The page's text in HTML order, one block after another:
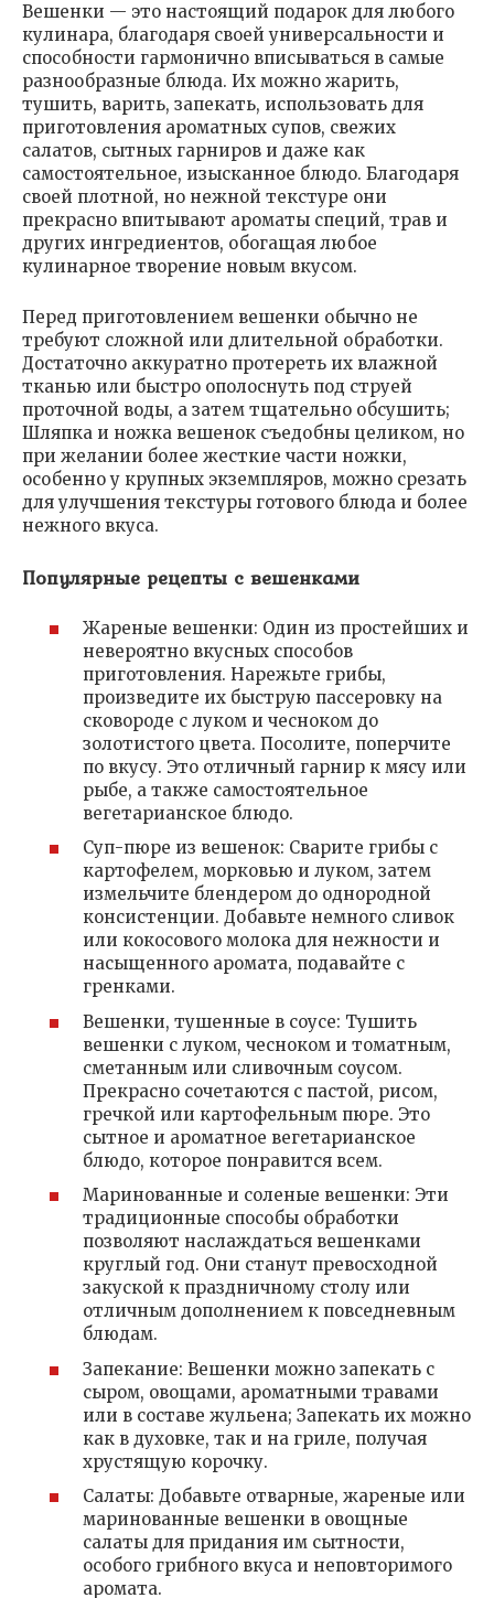
Вешенки — это настоящий подарок для любого
кулинара, благодаря своей универсальности и
способности гармонично вписываться в самые
разнообразные блюда. Их можно жарить,
тушить, варить, запекать, использовать для
приготовления ароматных супов, свежих
салатов, сытных гарниров и даже как
самостоятельное, изысканное блюдо. Благодаря
своей плотной, но нежной текстуре они
прекрасно впитывают ароматы специй, трав и
других ингредиентов, обогащая любое
кулинарное творение новым вкусом.
Перед приготовлением вешенки обычно не
требуют сложной или длительной обработки.
Достаточно аккуратно протереть их влажной
тканью или быстро ополоснуть под струей
проточной воды, а затем тщательно обсушить;
Шляпка и ножка вешенок съедобны целиком, но
при желании более жесткие части ножки,
особенно у крупных экземпляров, можно срезать
для улучшения текстуры готового блюда и более
нежного вкуса.
Популярные рецепты с вешенками
Жареные вешенки: Один из простейших и
невероятно вкусных способов
приготовления. Нарежьте грибы,
произведите их быструю пассеровку на
сковороде с луком и чесноком до
золотистого цвета. Посолите, поперчите
по вкусу. Это отличный гарнир к мясу или
рыбе, а также самостоятельное
вегетарианское блюдо.
Суп-пюре из вешенок: Сварите грибы с
картофелем, морковью и луком, затем
измельчите блендером до однородной
консистенции. Добавьте немного сливок
или кокосового молока для нежности и
насыщенного аромата, подавайте с
гренками.
Вешенки, тушенные в соусе: Тушить
вешенки с луком, чесноком и томатным,
сметанным или сливочным соусом.
Прекрасно сочетаются с пастой, рисом,
гречкой или картофельным пюре. Это
сытное и ароматное вегетарианское
блюдо, которое понравится всем.
Маринованные и соленые вешенки: Эти
традиционные способы обработки
позволяют наслаждаться вешенками
круглый год. Они станут превосходной
закуской к праздничному столу или
отличным дополнением к повседневным
блюдам.
Запекание: Вешенки можно запекать с
сыром, овощами, ароматными травами
или в составе жульена; Запекать их можно
как в духовке, так и на гриле, получая
хрустящую корочку.
Салаты: Добавьте отварные, жареные или
маринованные вешенки в овощные
салаты для придания им сытности,
особого грибного вкуса и неповторимого
аромата.